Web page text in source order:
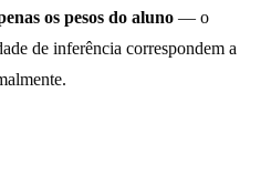
os pesos do aluno — o
de inferência correspondem a